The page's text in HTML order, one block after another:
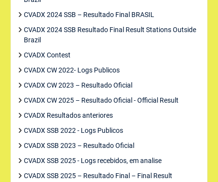
CVADX 2024 SSB – Resultado Final BRASIL
CVADX 2024 SSB Resultado Final Result Stations Outside
Brazil
CVADX Contest
CVADX CW 2022- Logs Publicos
CVADX CW 2023 – Resultado Oficial
CVADX CW 2025 – Resultado Oficial - Official Result
CVADX Resultados anteriores
CVADX SSB 2022 - Logs Publicos
CVADX SSB 2023 – Resultado Oficial
CVADX SSB 2025 - Logs recebidos, em analise
CVADX SSB 2025 – Resultado Final – Final Result